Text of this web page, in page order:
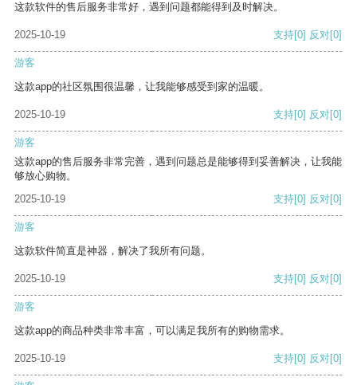
这款软件的售后服务非常好，遇到问题都能得到及时解决。
2025-10-19 支持[0] 反对[0]
游客
这款app的社区氛围很温馨，让我能够感受到家的温暖。
2025-10-19 支持[0] 反对[0]
游客
这款app的售后服务非常完善，遇到问题总是能够得到妥善解决，让我能
够放心购物。
2025-10-19
支持[0] 反对[0]
游客
这款软件简直是神器，解决了我所有问题。
2025-10-19 支持[0] 反对[0]
游客
这款app的商品种类非常丰富，可以满足我所有的购物需求。
2025-10-19 支持[0] 反对[0]